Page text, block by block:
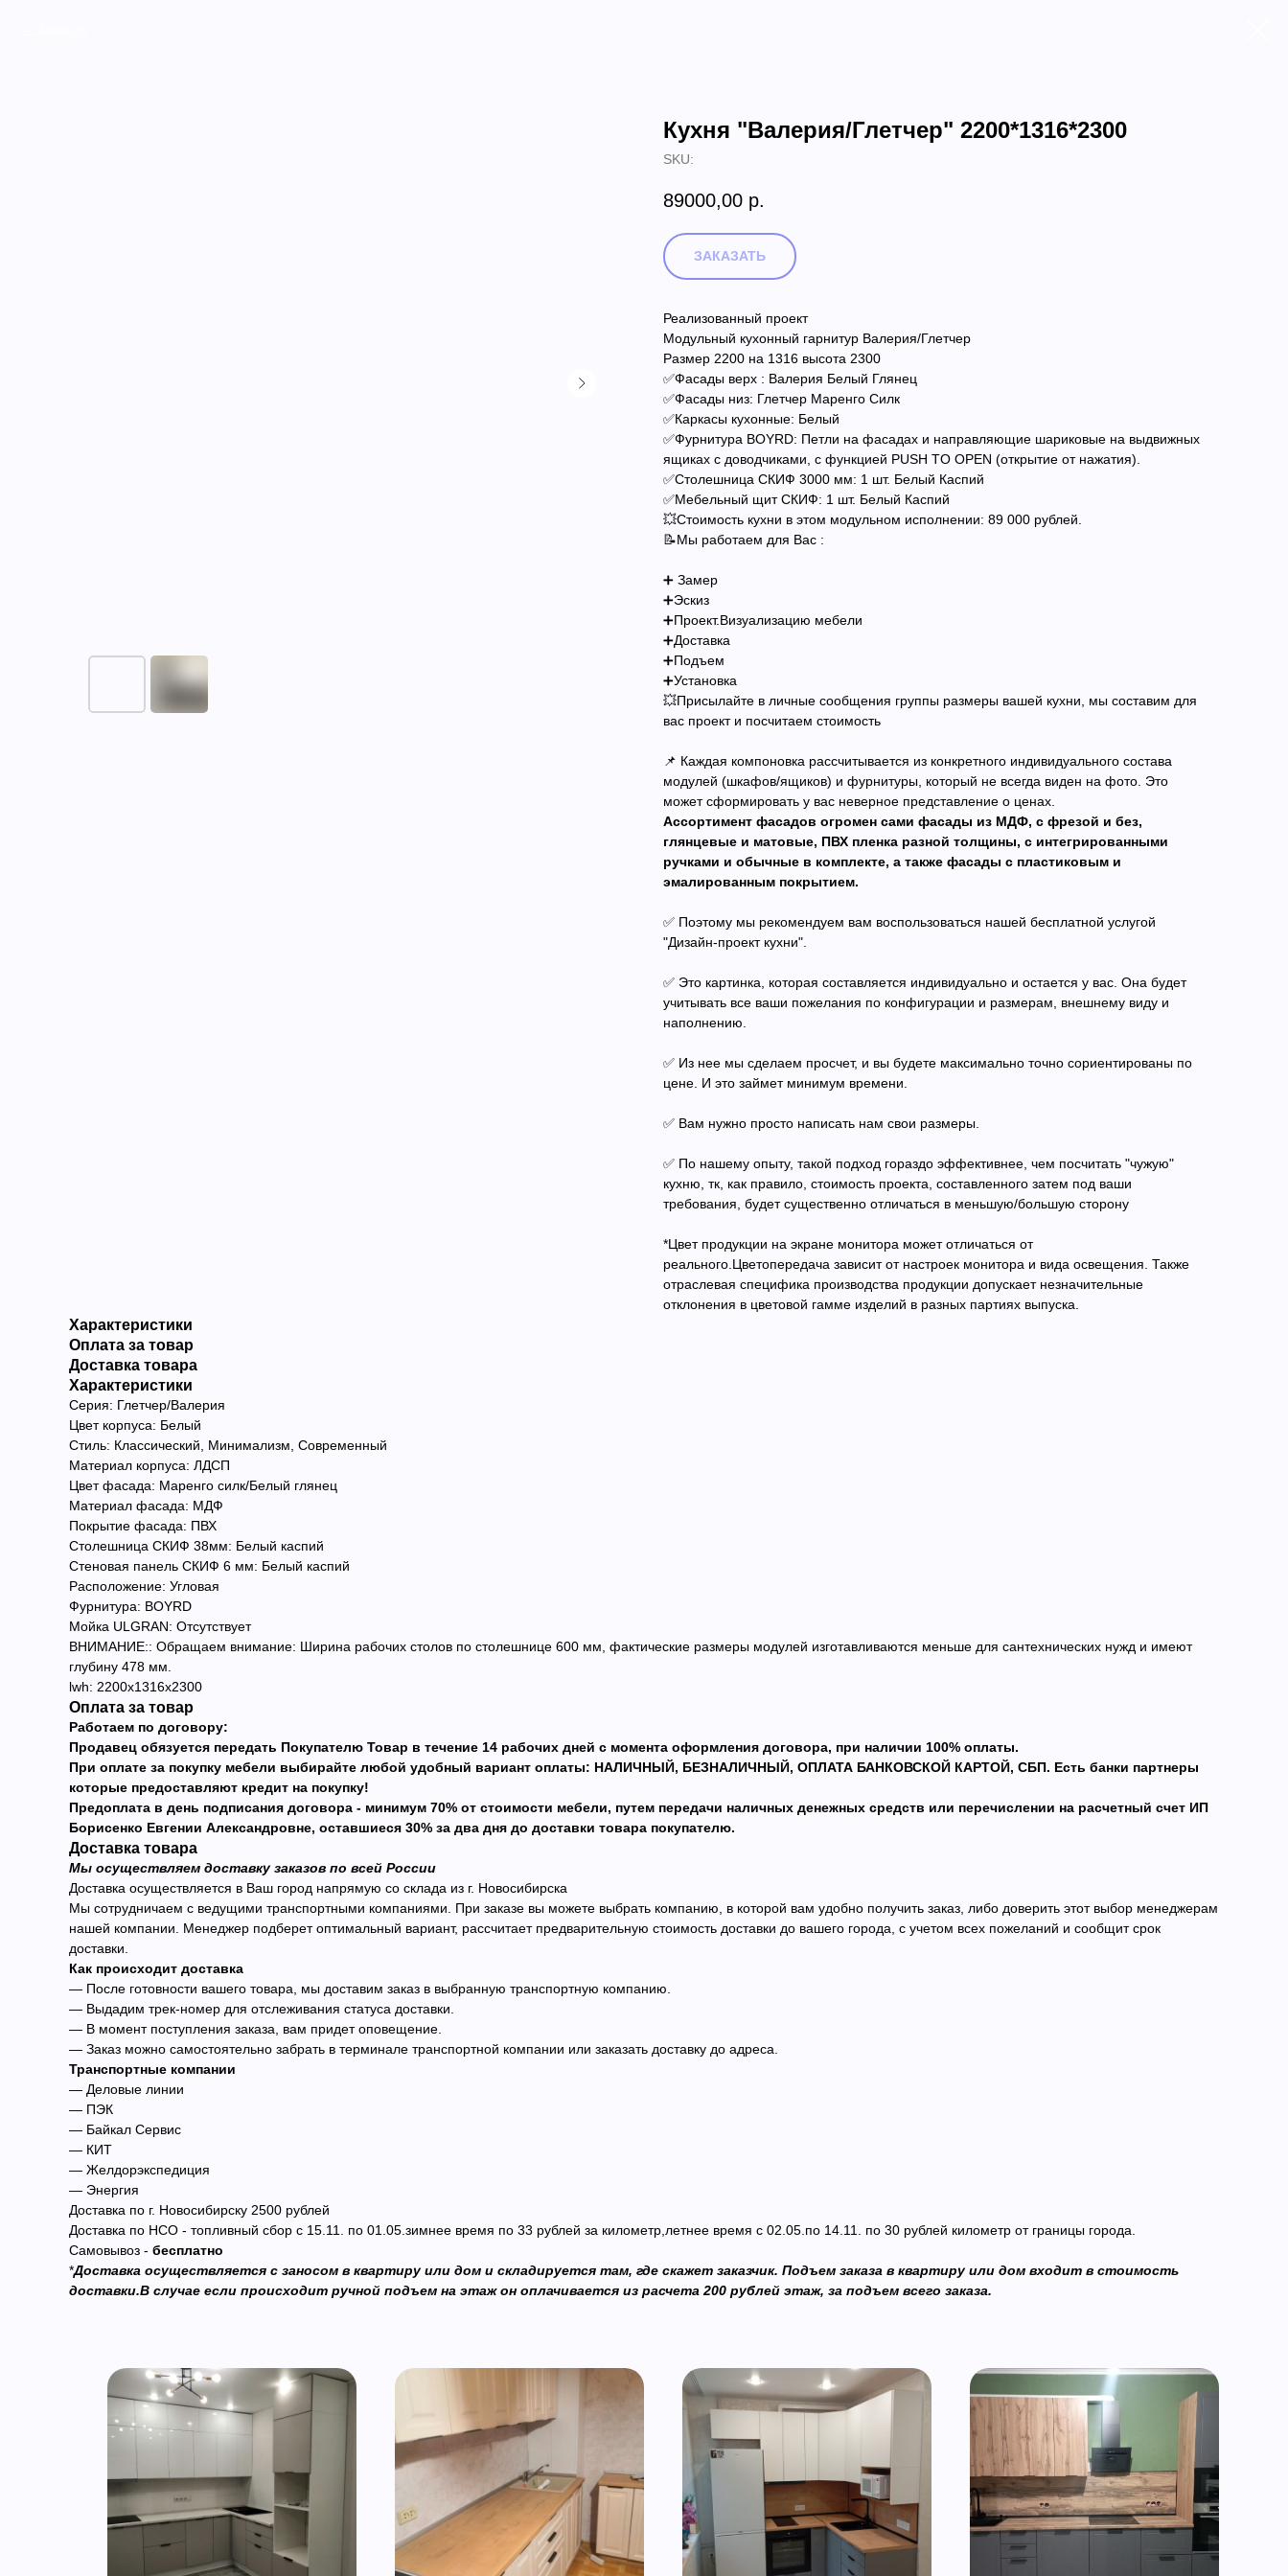
Кухня "Валерия/Глетчер" 2200*1316*2300
SKU:
89000,00 р.
ЗАКАЗАТЬ
Реализованный проект
Модульный кухонный гарнитур Валерия/Глетчер
Размер 2200 на 1316 высота 2300
✅Фасады верх : Валерия Белый Глянец
✅Фасады низ: Глетчер Маренго Силк
✅Каркасы кухонные: Белый
✅Фурнитура BOYRD: Петли на фасадах и направляющие шариковые на выдвижных
ящиках с доводчиками, с функцией PUSH TO OPEN (открытие от нажатия).
✅Столешница СКИФ 3000 мм: 1 шт. Белый Каспий
✅Мебельный щит СКИФ: 1 шт. Белый Каспий
💥Стоимость кухни в этом модульном исполнении: 89 000 рублей.
📝Мы работаем для Вас :
➕ Замер
➕Эскиз
➕Проект.Визуализацию мебели
➕Доставка
➕Подъем
➕Установка
💥Присылайте в личные сообщения группы размеры вашей кухни, мы составим для
вас проект и посчитаем стоимость
📌 Каждая компоновка рассчитывается из конкретного индивидуального состава
модулей (шкафов/ящиков) и фурнитуры, который не всегда виден на фото. Это
может сформировать у вас неверное представление о ценах.
Ассортимент фасадов огромен сами фасады из МДФ, с фрезой и без,
глянцевые и матовые, ПВХ пленка разной толщины, с интегрированными
ручками и обычные в комплекте, а также фасады с пластиковым и
эмалированным покрытием.
✅ Поэтому мы рекомендуем вам воспользоваться нашей бесплатной услугой
"Дизайн-проект кухни".
✅ Это картинка, которая составляется индивидуально и остается у вас. Она будет
учитывать все ваши пожелания по конфигурации и размерам, внешнему виду и
наполнению.
✅ Из нее мы сделаем просчет, и вы будете максимально точно сориентированы по
цене. И это займет минимум времени.
✅ Вам нужно просто написать нам свои размеры.
✅ По нашему опыту, такой подход гораздо эффективнее, чем посчитать "чужую"
кухню, тк, как правило, стоимость проекта, составленного затем под ваши
требования, будет существенно отличаться в меньшую/большую сторону
*Цвет продукции на экране монитора может отличаться от
реального.Цветопередача зависит от настроек монитора и вида освещения. Также
отраслевая специфика производства продукции допускает незначительные
отклонения в цветовой гамме изделий в разных партиях выпуска.
Характеристики
Оплата за товар
Доставка товара
Характеристики
Серия: Глетчер/Валерия
Цвет корпуса: Белый
Стиль: Классический, Минимализм, Современный
Материал корпуса: ЛДСП
Цвет фасада: Маренго силк/Белый глянец
Материал фасада: МДФ
Покрытие фасада: ПВХ
Столешница СКИФ 38мм: Белый каспий
Стеновая панель СКИФ 6 мм: Белый каспий
Расположение: Угловая
Фурнитура: BOYRD
Мойка ULGRAN: Отсутствует
ВНИМАНИЕ:: Обращаем внимание: Ширина рабочих столов по столешнице 600 мм, фактические размеры модулей изготавливаются меньше для сантехнических нужд и имеют
глубину 478 мм.
lwh: 2200x1316x2300
Оплата за товар
Работаем по договору:
Продавец обязуется передать Покупателю Товар в течение 14 рабочих дней с момента оформления договора, при наличии 100% оплаты.
При оплате за покупку мебели выбирайте любой удобный вариант оплаты: НАЛИЧНЫЙ, БЕЗНАЛИЧНЫЙ, ОПЛАТА БАНКОВСКОЙ КАРТОЙ, СБП. Есть банки партнеры
которые предоставляют кредит на покупку!
Предоплата в день подписания договора - минимум 70% от стоимости мебели, путем передачи наличных денежных средств или перечислении на расчетный счет ИП
Борисенко Евгении Александровне, оставшиеся 30% за два дня до доставки товара покупателю.
Доставка товара
Мы осуществляем доставку заказов по всей России
Доставка осуществляется в Ваш город напрямую со склада из г. Новосибирска
Мы сотрудничаем с ведущими транспортными компаниями. При заказе вы можете выбрать компанию, в которой вам удобно получить заказ, либо доверить этот выбор менеджерам
нашей компании. Менеджер подберет оптимальный вариант, рассчитает предварительную стоимость доставки до вашего города, с учетом всех пожеланий и сообщит срок
доставки.
Как происходит доставка
— После готовности вашего товара, мы доставим заказ в выбранную транспортную компанию.
— Выдадим трек-номер для отслеживания статуса доставки.
— В момент поступления заказа, вам придет оповещение.
— Заказ можно самостоятельно забрать в терминале транспортной компании или заказать доставку до адреса.
Транспортные компании
— Деловые линии
— ПЭК
— Байкал Сервис
— КИТ
— Желдорэкспедиция
— Энергия
Доставка по г. Новосибирску 2500 рублей
Доставка по НСО - топливный сбор с 15.11. по 01.05.зимнее время по 33 рублей за километр,летнее время с 02.05.по 14.11. по 30 рублей километр от границы города.
Самовывоз - бесплатно
*Доставка осуществляется с заносом в квартиру или дом и складируется там, где скажет заказчик. Подъем заказа в квартиру или дом входит в стоимость
доставки.В случае если происходит ручной подъем на этаж он оплачивается из расчета 200 рублей этаж, за подъем всего заказа.